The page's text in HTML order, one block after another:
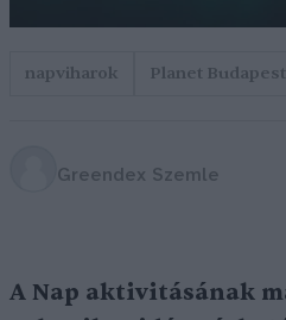
napviharok Planet Budapest
Greendex Szemle
A Nap aktivitásának